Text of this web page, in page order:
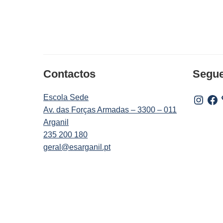
Contactos
Escola Sede
Av. das Forças Armadas – 3300 – 011
Arganil
235 200 180
geral@esarganil.pt